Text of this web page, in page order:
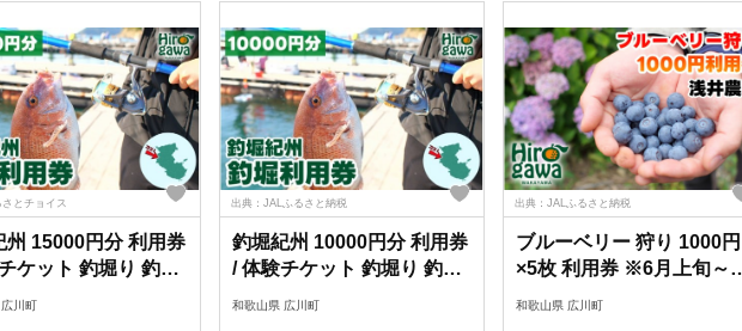
とチョイス
州 15000円分 利用券
ケット 釣堀り 釣り
堀り 和歌山 近畿
川町
出典：JALふるさと納税
釣堀紀州 10000円分 利用券
/ 体験チケット 釣堀り 釣り
堀 釣り堀り 和歌山 近畿
和歌山県 広川町
出典：JALふるさと納税
ブルーベリー 狩り 1000円
×5枚 利用券 ※6月上旬～7
月下旬 開催！ 食べ放題 時
和歌山県 広川町